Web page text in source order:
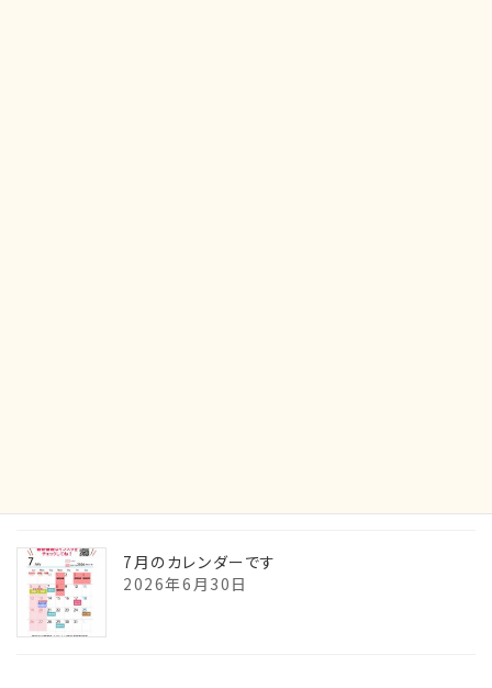
7月のカレンダーです
2026年6月30日